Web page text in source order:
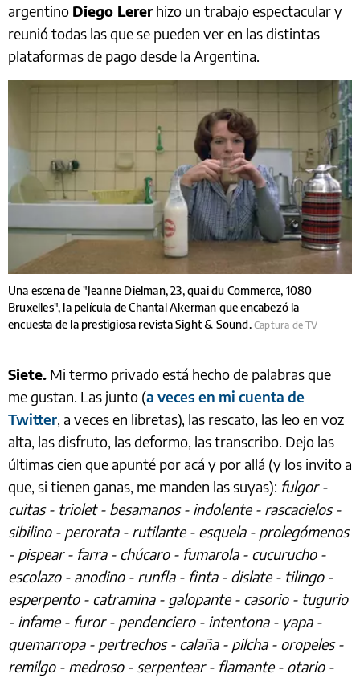
argentino Diego Lererhizo un trabajo espectacular y
reunió todas las que se pueden ver en las distintas
plataformas de pago desde la Argentina.
Una escena de "Jeanne Dielman, 23, quai du Commerce, 1080
Bruxelles", la película de Chantal Akerman que encabezó la
encuesta de la prestigiosa revista Sight & Sound. Captura de TV
Siete. Mi termo privado está hecho de palabras que
me gustan. Las junto (a veces en mi cuenta de
Twitter, a veces en libretas), las rescato, las leo en voz
alta, las disfruto, las deformo, las transcribo. Dejo las
últimas cien que apunté por acá y por allá (y los invito a
que, si tienen ganas, me manden las suyas): fulgor -
cuitas - triolet - besamanos - indolente - rascacielos -
sibilino - perorata - rutilante - esquela - prolegómenos
- pispear - farra - chúcaro - fumarola - cucurucho -
escolazo - anodino - runfla - finta - dislate - tilingo -
esperpento - catramina - galopante - casorio - tugurio
- infame - furor - pendenciero - intentona - yapa -
quemarropa - pertrechos - calaña - pilcha - oropeles -
remilgo - medroso - serpentear - flamante - otario -